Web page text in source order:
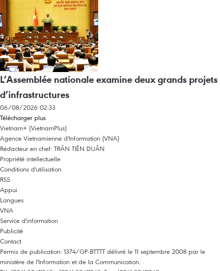
L’Assemblée nationale examine deux grands projets
d’infrastructures
06/08/2026 02:33
Télécharger plus
Vietnam+ (VietnamPlus)
Agence Vietnamienne d'Information (VNA)
Rédacteur en chef: TRÂN TIÊN DUÂN
Propriété intellectuelle
Conditions d'utilisation
RSS
Appui
Langues
VNA
Service d'information
Publicité
Contact
Permis de publication: 1374/GP-BTTTT délivré le 11 septembre 2008 par le
ministère de l'Information et de la Communication.